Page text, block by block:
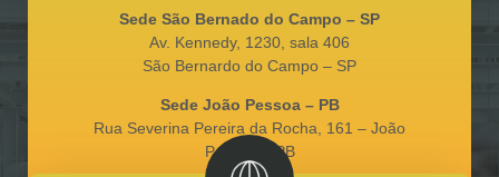
Sede São Bernado do Campo – SP
Av. Kennedy, 1230, sala 406
São Bernardo do Campo – SP
Sede João Pessoa – PB
Rua Severina Pereira da Rocha, 161 – João
Pessoa – PB